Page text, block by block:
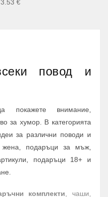
3.53 €
повод и
внимание,
за хумор. В категорията
за различни поводи и
жена, подаръци за мъж,
подаръци 18+ и
комплекти , чаши,